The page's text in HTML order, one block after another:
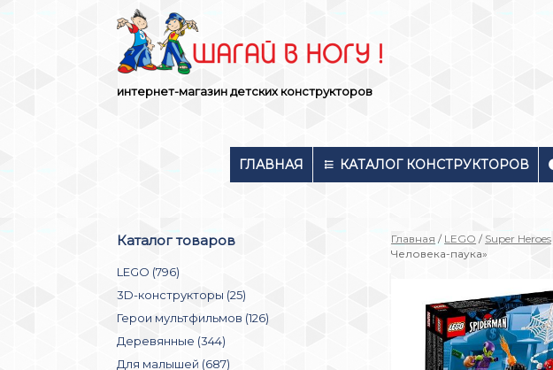
интернет-магазин детских конструкторов
ГЛАВНАЯ КАТАЛОГ КОНСТРУКТОРОВ
Главная / LEGO / Super Heroes
Человека-паука»
Каталог товаров
LEGO (796)
3D-конструкторы (25)
Герои мультфильмов (126)
Деревянные (344)
Для малышей (687)